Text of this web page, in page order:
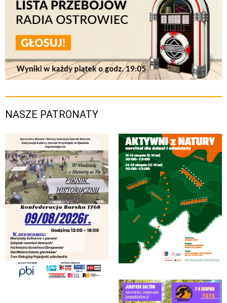
NASZE PATRONATY